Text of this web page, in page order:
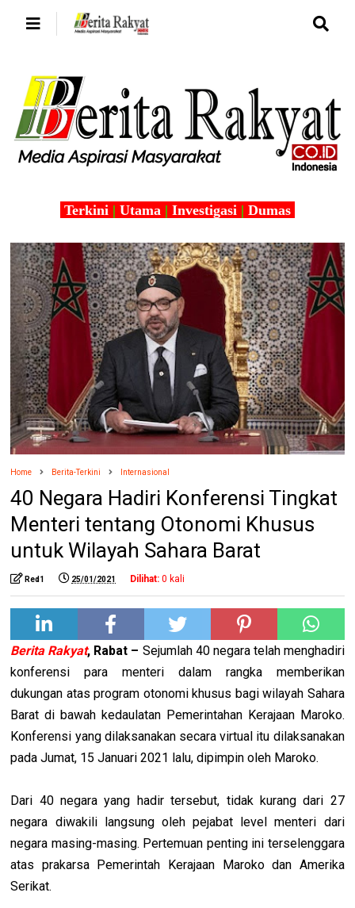
Terkini | Utama | Investigasi | Dumas
Home Berita-Terkini Internasional
40 Negara Hadiri Konferensi Tingkat
Menteri tentang Otonomi Khusus
untuk Wilayah Sahara Barat
Red1 25/01/2021 Dilihat: 0 kali
Berita Rakyat, Rabat – Sejumlah 40 negara telah menghadiri
konferensi para menteri dalam rangka memberikan
dukungan atas program otonomi khusus bagi wilayah Sahara
Barat di bawah kedaulatan Pemerintahan Kerajaan Maroko.
Konferensi yang dilaksanakan secara virtual itu dilaksanakan
pada Jumat, 15 Januari 2021 lalu, dipimpin oleh Maroko.
Dari 40 negara yang hadir tersebut, tidak kurang dari 27
negara diwakili langsung oleh pejabat level menteri dari
negara masing-masing. Pertemuan penting ini terselenggara
atas prakarsa Pemerintah Kerajaan Maroko dan Amerika
Serikat.